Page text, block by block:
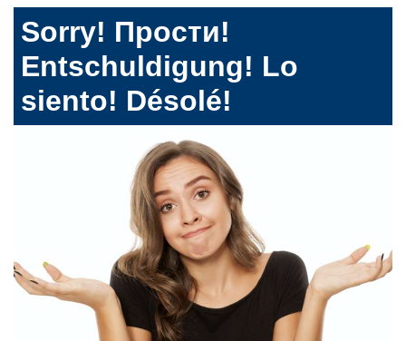
Sorry! Прости!
Entschuldigung! Lo
siento! Désolé!